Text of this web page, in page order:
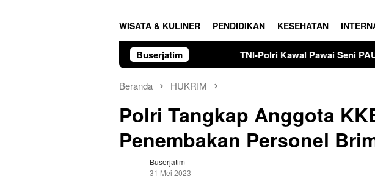
WISATA & KULINER PENDIDIKAN KESEHATAN
Buserjatim
TNI-Polri Kawal Pawai Seni PAUD Sambut HUT Ke-
Beranda HUKRIM
Polri Tangkap Anggota
Penembakan Personel
Buserjatim
31 Mei 2023